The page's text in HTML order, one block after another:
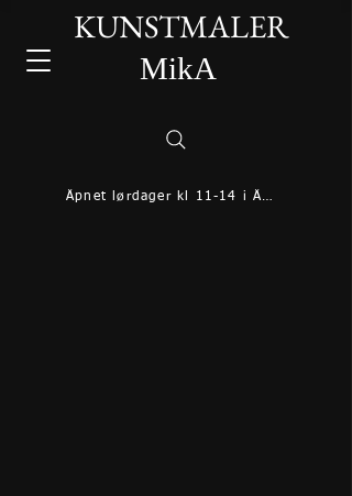
KUNSTMALER
MikA
Åpnet lørdager kl 11-14 i Åmotsdal